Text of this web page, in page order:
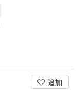
追加